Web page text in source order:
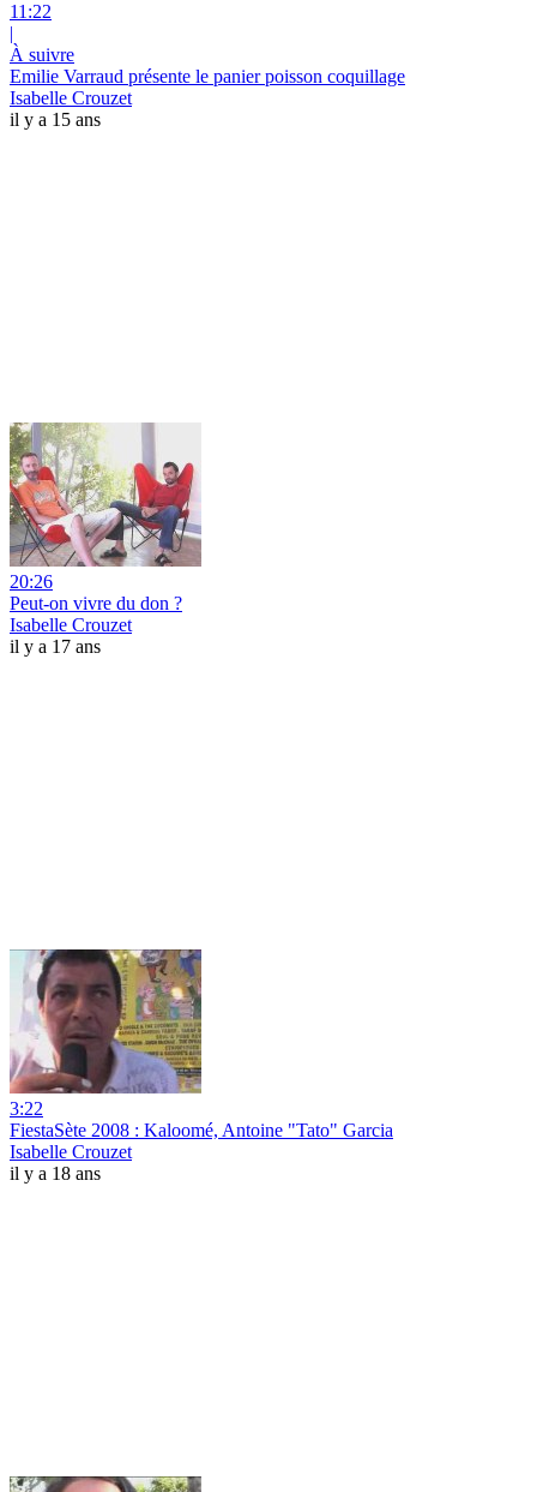
11:22
|
À suivre
Emilie Varraud présente le panier poisson coquillage
Isabelle Crouzet
il y a 15 ans
20:26
Peut-on vivre du don ?
Isabelle Crouzet
il y a 17 ans
3:22
FiestaSète 2008 : Kaloomé, Antoine "Tato" Garcia
Isabelle Crouzet
il y a 18 ans